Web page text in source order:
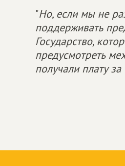
"Но, если мы не
поддерживать
Государство,
предусмотреть
получали плату